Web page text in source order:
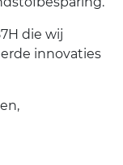
die wij
innovaties